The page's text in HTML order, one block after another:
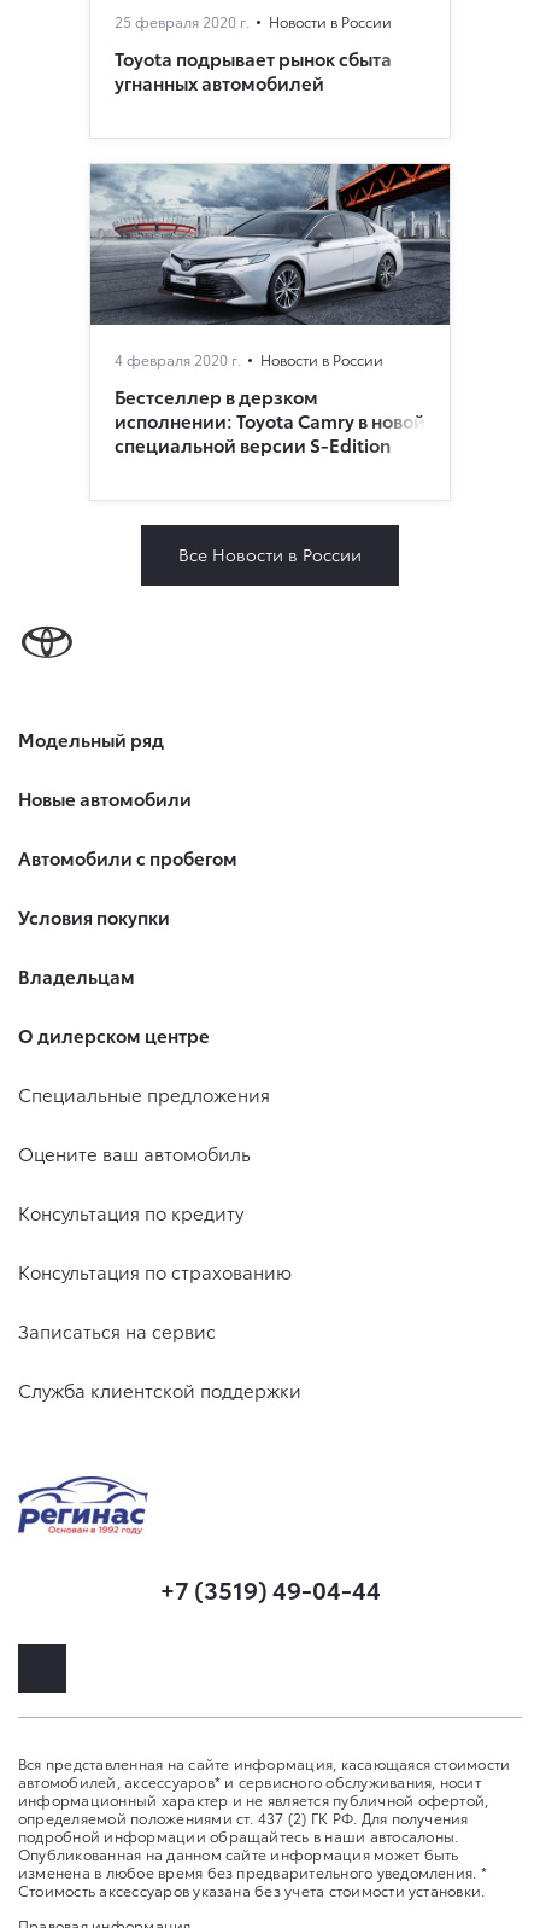
25 февраля 2020 г. Новости в России
Toyota подрывает рынок сбыта
угнанных автомобилей
4 февраля 2020 г. Новости в России
Бестселлер в дерзком
исполнении: Toyota Camry в новой
специальной версии S-Edition
Все Новости в России
Модельный ряд
Новые автомобили
Автомобили с пробегом
Условия покупки
Владельцам
О дилерском центре
Специальные предложения
Оцените ваш автомобиль
Консультация по кредиту
Консультация по страхованию
Записаться на сервис
Служба клиентской поддержки
+7 (3519) 49-04-44
Вся представленная на сайте информация, касающаяся стоимости
автомобилей, аксессуаров* и сервисного обслуживания, носит
информационный характер и не является публичной офертой,
определяемой положениями ст. 437 (2) ГК РФ. Для получения
подробной информации обращайтесь в наши автосалоны.
Опубликованная на данном сайте информация может быть
изменена в любое время без предварительного уведомления. *
Стоимость аксессуаров указана без учета стоимости установки.